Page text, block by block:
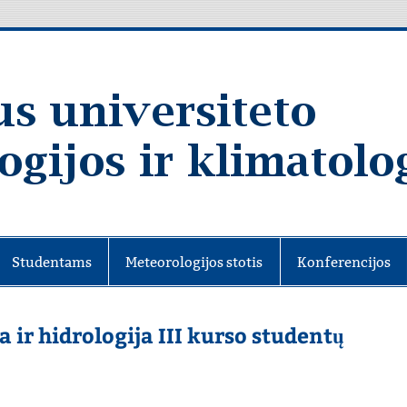
Studentams Meteorologijos stotis Konferencijos
ir hidrologija III kurso studentų